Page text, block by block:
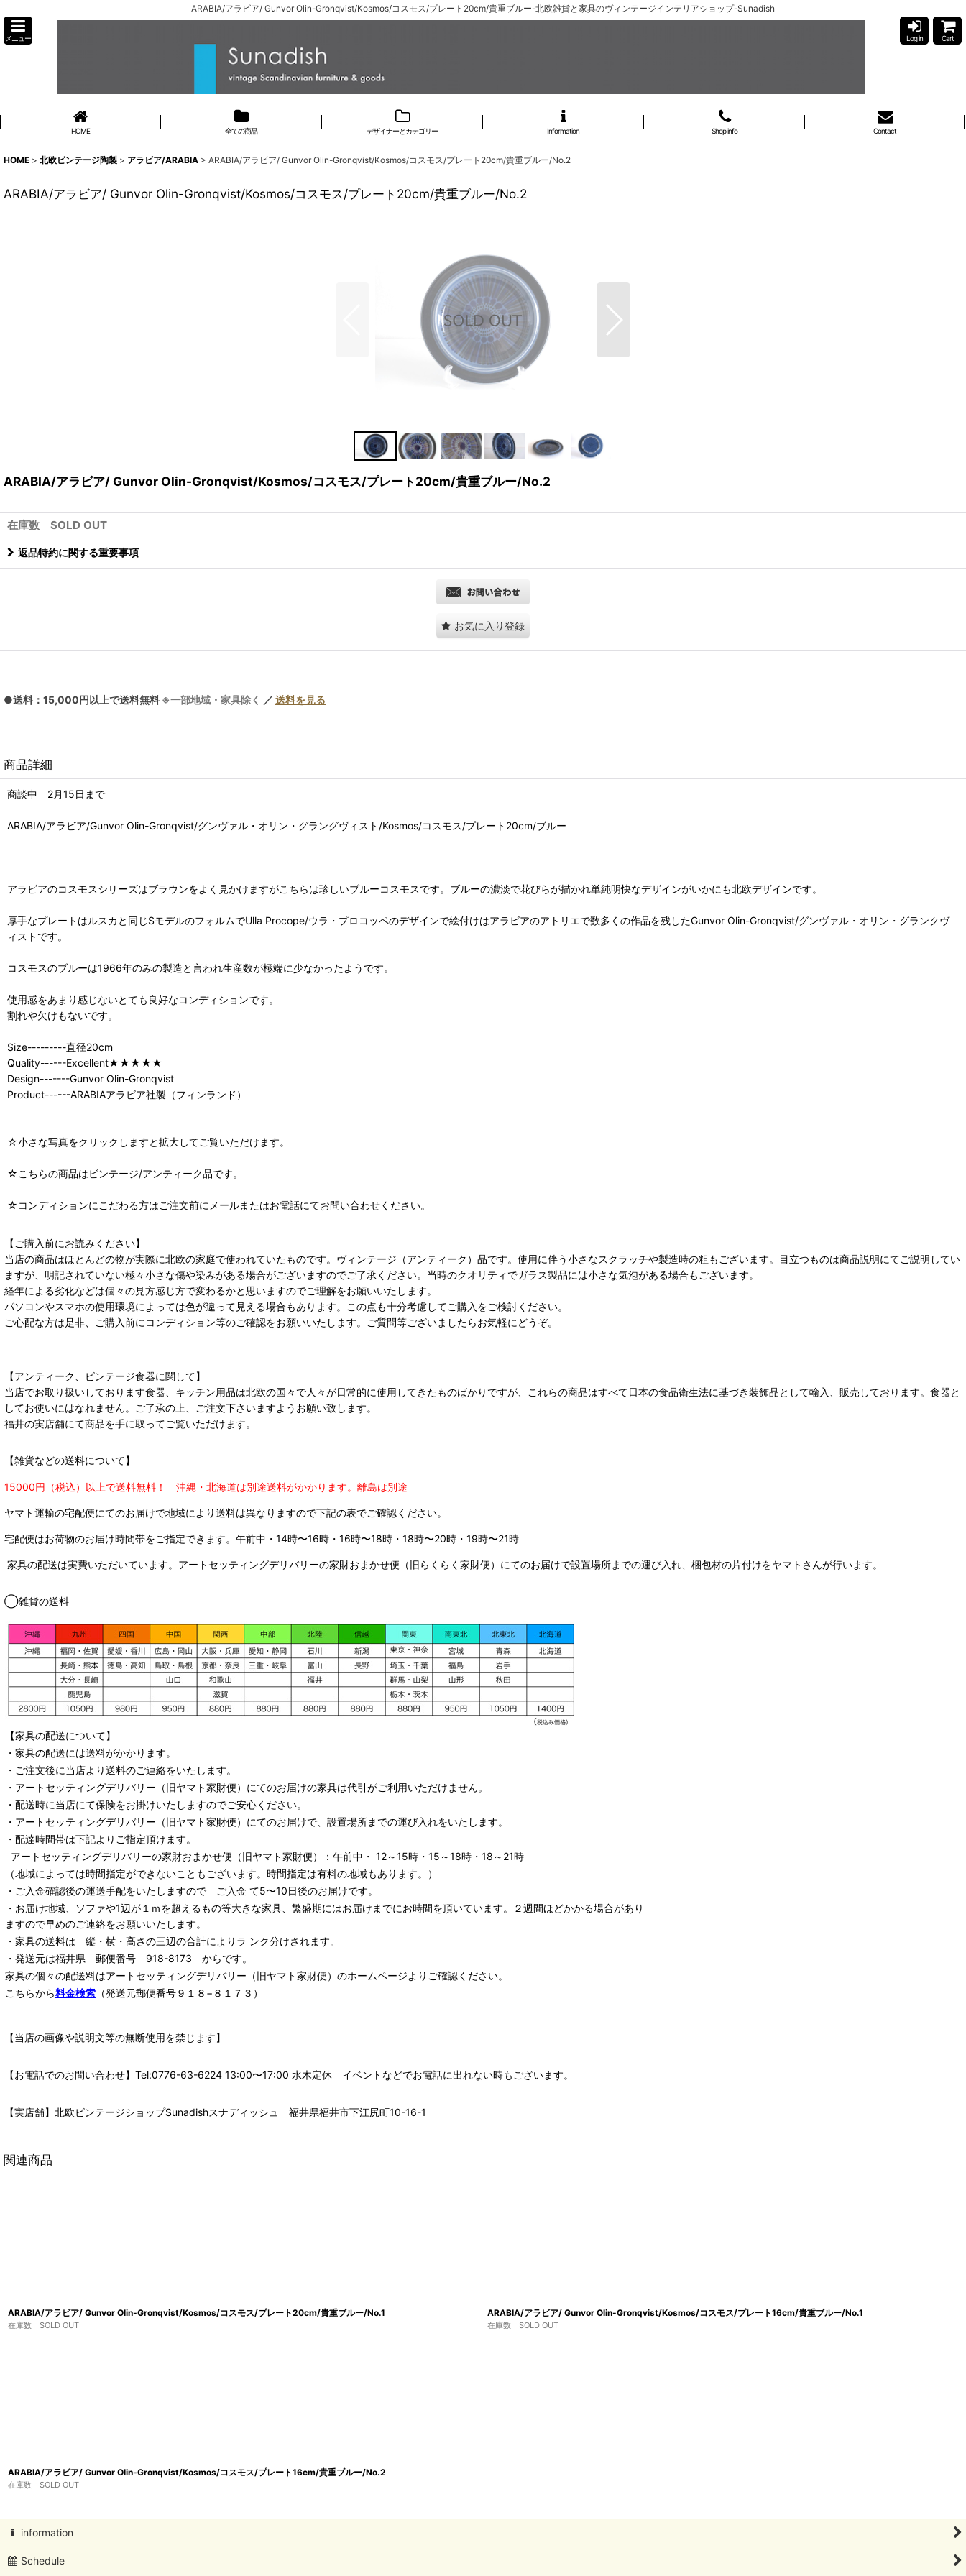
ARABIA/アラビア/ Gunvor Olin-Gronqvist/Kosmos/コスモス/プレート20cm/貴重ブルー-北欧雑貨と家具のヴィンテージインテリアショップ-Sunadish
メニュー Log in Cart
HOME 全ての商品 デザイナーとカテゴリー Information Shop info Contact
HOME > 北欧ビンテージ陶製 > アラビア/ARABIA > ARABIA/アラビア/ Gunvor Olin-Gronqvist/Kosmos/コスモス/プレート20cm/貴重ブルー/No.2
ARABIA/アラビア/ Gunvor Olin-Gronqvist/Kosmos/コスモス/プレート20cm/貴重ブルー/No.2
ARABIA/アラビア/ Gunvor Olin-Gronqvist/Kosmos/コスモス/プレート20cm/貴重ブルー/No.2
在庫数 SOLD OUT
返品特約に関する重要事項
お気に入り登録
●送料：15,000円以上で送料無料 ※一部地域・家具除く ／ 送料を見る
商品詳細
商談中 2月15日まで
ARABIA/アラビア/Gunvor Olin-Gronqvist/グンヴァル・オリン・グラングヴィスト/Kosmos/コスモス/プレート20cm/ブルー
アラビアのコスモスシリーズはブラウンをよく見かけますがこちらは珍しいブルーコスモスです。ブルーの濃淡で花びらが描かれ単純明快なデザインがいかにも北欧デザインです。
厚手なプレートはルスカと同じSモデルのフォルムでUlla Procope/ウラ・プロコッペのデザインで絵付けはアラビアのアトリエで数多くの作品を残したGunvor Olin-Gronqvist/グンヴァル・オリン・グランクヴ
ィストです。
コスモスのブルーは1966年のみの製造と言われ生産数が極端に少なかったようです。
使用感をあまり感じないとても良好なコンディションです。
割れや欠けもないです。
Size---------直径20cm
Quality------Excellent★★★★★
Design-------Gunvor Olin-Gronqvist
Product------ARABIAアラビア社製（フィンランド）
☆小さな写真をクリックしますと拡大してご覧いただけます。
☆こちらの商品はビンテージ/アンティーク品です。
☆コンディションにこだわる方はご注文前にメールまたはお電話にてお問い合わせください。
【ご購入前にお読みください】
当店の商品はほとんどの物が実際に北欧の家庭で使われていたものです。ヴィンテージ（アンティーク）品です。使用に伴う小さなスクラッチや製造時の粗もございます。目立つものは商品説明にてご説明してい
ますが、明記されていない極々小さな傷や染みがある場合がございますのでご了承ください。当時のクオリティでガラス製品には小さな気泡がある場合もございます。
経年による劣化などは個々の見方感じ方で変わるかと思いますのでご理解をお願いいたします。
パソコンやスマホの使用環境によっては色が違って見える場合もあります。この点も十分考慮してご購入をご検討ください。
ご心配な方は是非、ご購入前にコンディション等のご確認をお願いいたします。ご質問等ございましたらお気軽にどうぞ。
【アンティーク、ビンテージ食器に関して】
当店でお取り扱いしております食器、キッチン用品は北欧の国々で人々が日常的に使用してきたものばかりですが、これらの商品はすべて日本の食品衛生法に基づき装飾品として輸入、販売しております。食器と
してお使いにはなれません。ご了承の上、ご注文下さいますようお願い致します。
福井の実店舗にて商品を手に取ってご覧いただけます。
【雑貨などの送料について】
15000円（税込）以上で送料無料！ 沖縄・北海道は別途送料がかかります。 離島は別途
ヤマト運輸の宅配便にてのお届けで地域により送料は異なりますので下記の表でご確認ください。
宅配便はお荷物のお届け時間帯をご指定できます。 午前中・14時〜16時・16時〜18時・18時〜20時・19時〜21時
家具の配送は実費いただいています。アートセッティングデリバリーの家財おまかせ便（旧らくらく家財便）にてのお届けで設置場所までの運び入れ、梱包材の片付けをヤマトさんが行います。
◯雑貨の送料
【家具の配送について】
・家具の配送には送料がかかります。
・ご注文後に当店より送料のご連絡をいたします。
・ アートセッティングデリバリー （旧ヤマト家財便） にてのお届けの家具は代引がご利用いただけません。
・配送時に当店にて保険をお掛けいたしますのでご安心ください。
・ アートセッティングデリバリー （旧ヤマト家財便） にてのお届けで、設置場所までの運び入れをいたします。
・配達時間帯は下記よりご指定頂けます。
アートセッティングデリバリーの家財おまかせ便 （旧ヤマト家財便）：午前中・ 12～15時・15～18時・18～21時
（地域によっては時間指定ができないこともございます。時間指定は有料の地域もあります。）
・ご入金確認後の運送手配をいたしますので ご入金 て5〜10日後のお届けです。
・お届け地域、ソファや1辺が１ｍを超えるもの等大きな家具、繁盛期にはお届けまでにお時間を頂いています。２週間ほどかかる場合があり
ますので早めのご連絡をお願いいたします。
・家具の送料は 縦・横・高さの三辺の合計によりラ ンク分けされます。
・発送元は福井県 郵便番号 918-8173 からです。
家具の個々の配送料はアートセッティングデリバリー （旧ヤマト家財便） のホームページよりご確認ください。
こちらから料金検索 （発送元郵便番号９１８−８１７３）
【当店の画像や説明文等の無断使用を禁じます】
【お電話でのお問い合わせ】Tel:0776-63-6224 13:00〜17:00 水木定休 イベントなどでお電話に出れない時もございます。
【実店舗】北欧ビンテージショップSunadishスナディッシュ 福井県福井市下江尻町10-16-1
関連商品
ARABIA/アラビア/ Gunvor Olin-Gronqvist/Kosmos/コスモス/プレート20cm/貴重ブルー/No.1
在庫数 SOLD OUT
ARABIA/アラビア/ Gunvor Olin-Gronqvist/Kosmos/コスモス/プレート16cm/貴重ブルー/No.1
在庫数 SOLD OUT
ARABIA/アラビア/ Gunvor Olin-Gronqvist/Kosmos/コスモス/プレート16cm/貴重ブルー/No.2
在庫数 SOLD OUT
information
Schedule